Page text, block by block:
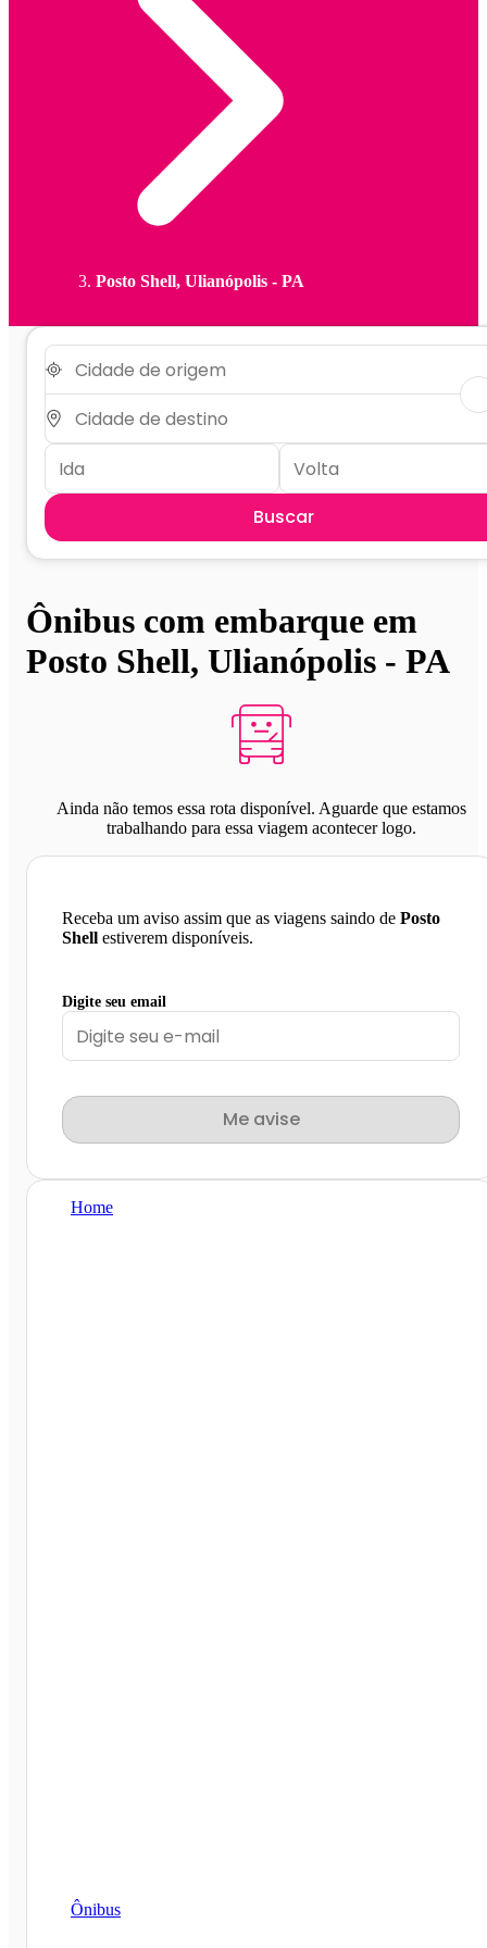
Posto Shell, Ulianópolis - PA
Buscar
Ônibus com embarque em
Posto Shell, Ulianópolis - PA
Ainda não temos essa rota disponível. Aguarde que estamos
trabalhando para essa viagem acontecer logo.
Receba um aviso assim que as viagens saindo de Posto
Shell estiverem disponíveis.
Digite seu email
Me avise
Home
Ônibus